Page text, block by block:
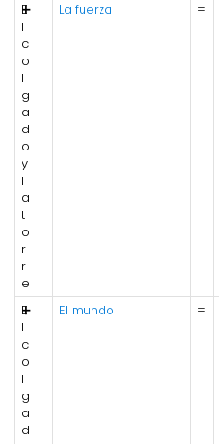
E
l
c
o
l
g
a
d
o
y
l
a
t
o
r
r
e
➕ La fuerza =
E
l
c
o
l
g
a
d
➕ El mundo =